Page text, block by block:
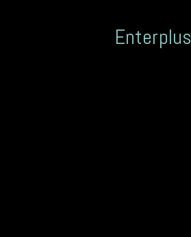
Enterplus